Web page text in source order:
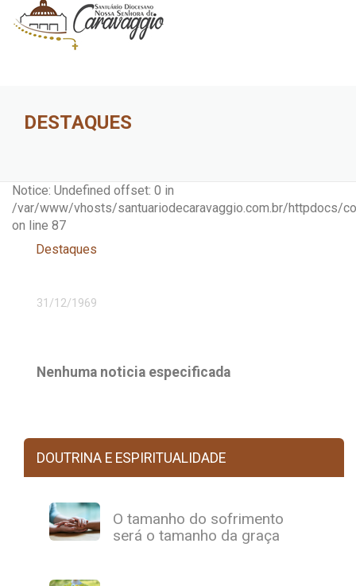
DESTAQUES
Notice: Undefined offset: 0 in
/var/www/vhosts/santuariodecaravaggio.com.br/httpdocs/
on line 87
Destaques
31/12/1969
Nenhuma noticia especificada
DOUTRINA E ESPIRITUALIDADE
O tamanho do sofrimento
será o tamanho da graça